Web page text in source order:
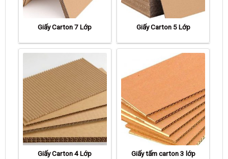
Giấy Carton 7 Lớp Giấy Carton 5 Lớp
Giấy Carton 4 Lớp Giấy tấm carton 3 lớp